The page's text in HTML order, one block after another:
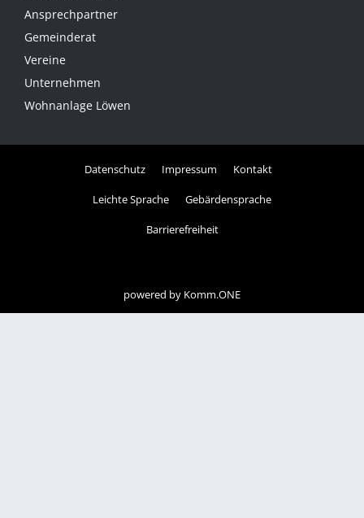
Ansprechpartner
Gemeinderat
Vereine
Unternehmen
Wohnanlage Löwen
Datenschutz Impressum Kontakt
Leichte Sprache Gebärdensprache
Barrierefreiheit
powered by Komm.ONE